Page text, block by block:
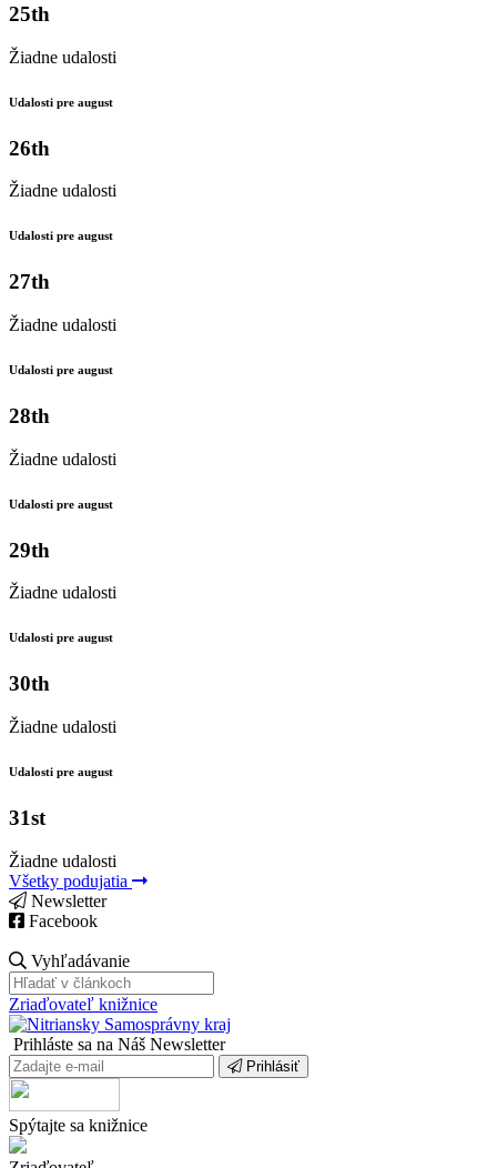
25th
Žiadne udalosti
Udalosti pre august
26th
Žiadne udalosti
Udalosti pre august
27th
Žiadne udalosti
Udalosti pre august
28th
Žiadne udalosti
Udalosti pre august
29th
Žiadne udalosti
Udalosti pre august
30th
Žiadne udalosti
Udalosti pre august
31st
Žiadne udalosti
Všetky podujatia
Newsletter
Facebook
Vyhľadávanie
Zriaďovateľ knižnice
Prihláste sa na Náš Newsletter
Prihlásiť
Spýtajte sa knižnice